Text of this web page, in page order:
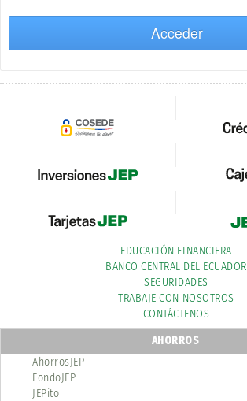
Acceder
EDUCACIÓN FINANCIERA
BANCO CENTRAL DEL ECUADOR
SEGURIDADES
TRABAJE CON NOSOTROS
CONTÁCTENOS
AHORROS
AhorrosJEP
FondoJEP
JEPito